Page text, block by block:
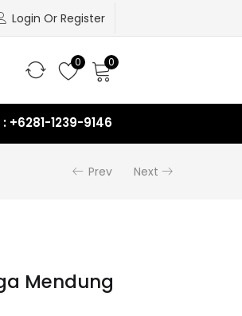
Login Or Register
0 0
: +6281-1239-9146
Prev Next
Mendung